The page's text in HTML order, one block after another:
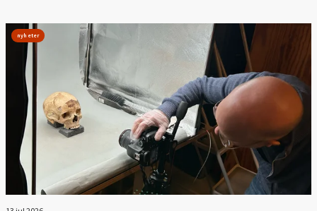
nyheter